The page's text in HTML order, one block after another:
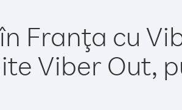
Franţa cu
Viber Out,